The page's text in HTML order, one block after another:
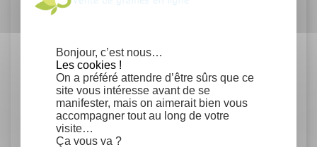
Bonjour, c’est nous…
Les cookies !
On a préféré attendre d’être sûrs que ce
site vous intéresse avant de se
manifester, mais on aimerait bien vous
accompagner tout au long de votre
visite…
Ça vous va ?
Rendement
Germination moyenne : environ 1000
plants au gramme en laboratoire.
Famille
Verbenaceae